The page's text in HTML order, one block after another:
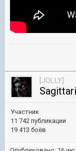
[JOLLY]
Участник
11 742 публикации
19 413 боёв